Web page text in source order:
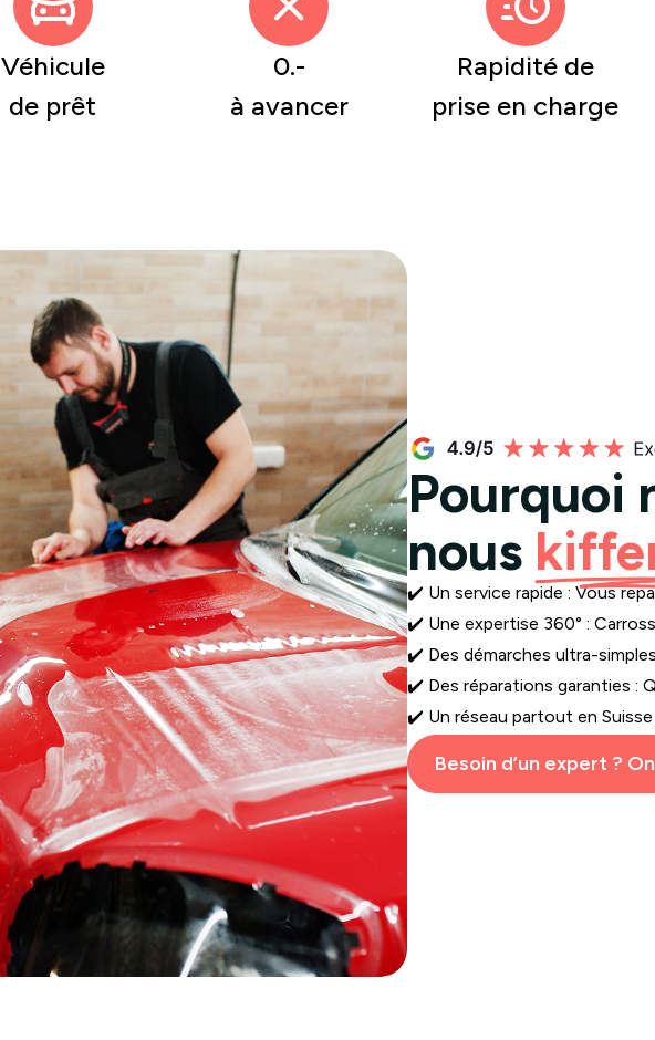
Véhicule
de prêt
0.-
à avancer
Rapidité de
prise en charge
Pourquoi
nous
✔️ Un service rapide : Vous
✔️ Une expertise 360° :
✔️ Des démarches ultra-
✔️ Des réparations garanties :
✔️ Un réseau partout en
Besoin d’un expert ?